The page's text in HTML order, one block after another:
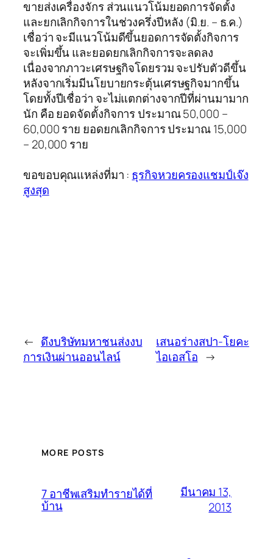
ขายส่งเครื่องจักร ส่วนแนวโน้มยอดการจัดตั้ง
และยกเลิกกิจการในช่วงครึ่งปีหลัง (มิ.ย. – ธ.ค.)
เชื่อว่า จะมีแนวโน้มดีขึ้นยอดการจัดตั้งกิจการ
จะเพิ่มขึ้น และยอดยกเลิกกิจการจะลดลง
เนื่องจากภาวะเศรษฐกิจโดยรวม จะปรับตัวดีขึ้น
หลังจากเริ่มมีนโยบายกระตุ้นเศรษฐกิจมากขึ้น
โดยทั้งปีเชื่อว่า จะไม่แตกต่างจากปีที่ผ่านมามาก
นัก คือ ยอดจัดตั้งกิจการ ประมาณ 50,000 –
60,000 ราย ยอดยกเลิกกิจการ ประมาณ 15,000
– 20,000 ราย
ขอขอบคุณแหล่งที่มา : ธุรกิจหวยครองแชมป์เจ๊ง
สูงสุด
← ดึงบริษัทมหาชนส่งงบ
การเงินผ่านออนไลน์
เสนอร่างสปา-โยคะ
ไอเอสโอ →
MORE POSTS
7 อาชีพเสริมทำรายได้ที่
บ้าน
มีนาคม 13,
2013